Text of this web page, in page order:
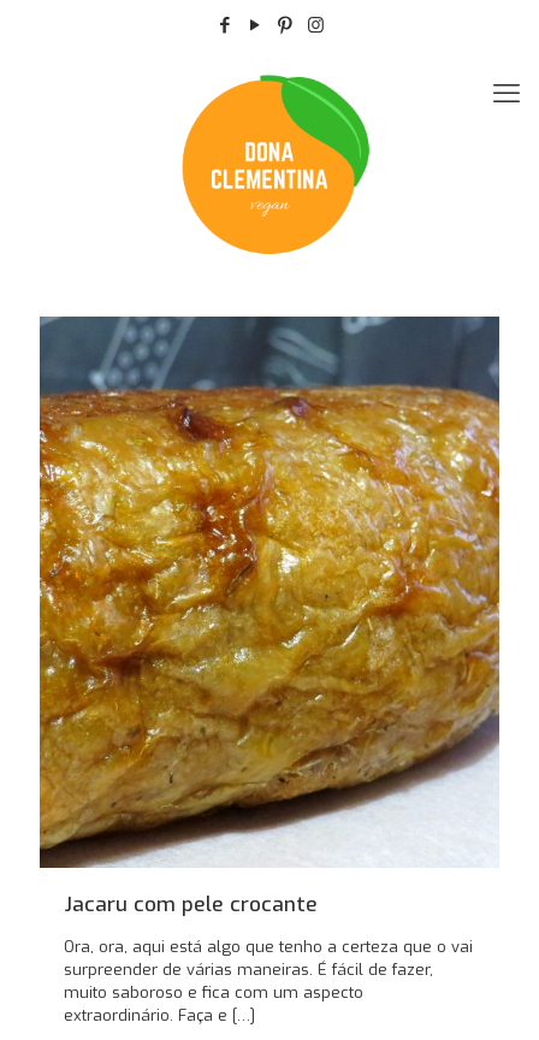
Jacaru com pele crocante
Ora, ora, aqui está algo que tenho a certeza que o vai
surpreender de várias maneiras. É fácil de fazer,
muito saboroso e fica com um aspecto
extraordinário. Faça e […]